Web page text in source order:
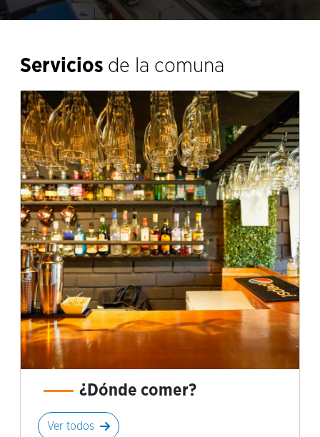
Servicios de la comuna
¿Dónde comer?
Ver todos